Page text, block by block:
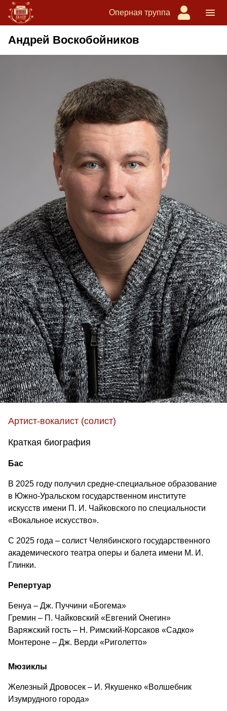
Оперная труппа
Андрей Воскобойников
Артист-вокалист (солист)
Краткая биография
Бас
В 2025 году получил средне-специальное образование
в Южно-Уральском государственном институте
искусств имени П. И. Чайковского по специальности
«Вокальное искусство».
С 2025 года – солист Челябинского государственного
академического театра оперы и балета имени М. И.
Глинки.
Репертуар
Бенуа – Дж. Пуччини «Богема»
Гремин – П. Чайковский «Евгений Онегин»
Варяжский гость – Н. Римский-Корсаков «Садко»
Монтероне – Дж. Верди «Риголетто»
Мюзиклы
Железный Дровосек – И. Якушенко «Волшебник
Изумрудного города»